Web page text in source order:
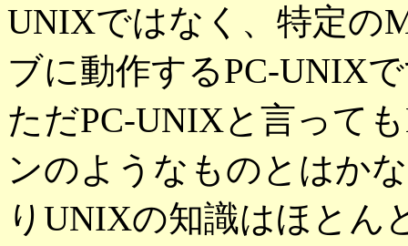
UNIXではなく、特定の
ブに動作するPC-UNIX
ただPC-UNIXと言って
ンのようなものとはか
りUNIXの知識はほとん